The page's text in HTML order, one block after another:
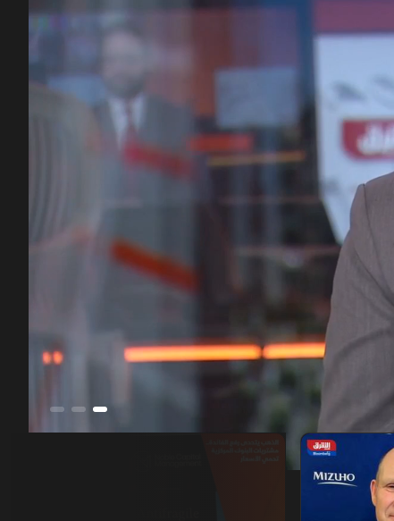
00:14/
وتراجع مؤشرات الأسهم القياسية،
وتوجه الشركات الكبرى